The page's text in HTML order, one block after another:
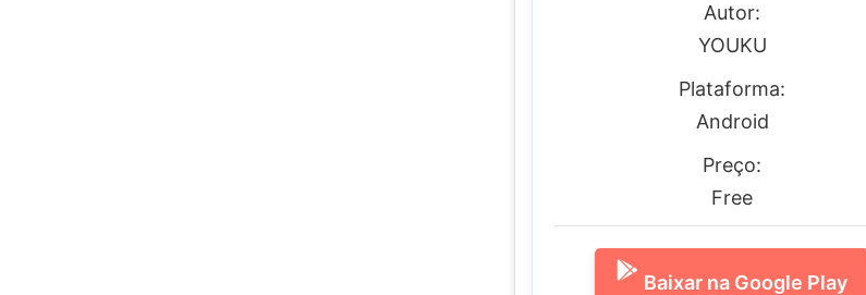
Autor:
YOUKU
Plataforma:
Android
Preço:
Free
Baixar na Google Play